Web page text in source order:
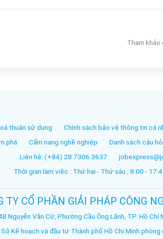
Tham khảo
thuận sử dụng Chính sách bảo vệ thông tin cá
phá Cẩm nang nghề nghiệp
Danh sách câu
Liên hệ: (+84) 28 7306 3637
Thời gian làm việc : Thứ hai - Thứ sáu , 8:00 -
TY CỔ PHẦN GIẢI PHÁP CÔNG
Nguyễn Văn Cừ, Phường Cầu Ông Lãnh, TP. Hồ Chí
Kế hoạch và đầu tư Thành phố Hồ Chí Minh